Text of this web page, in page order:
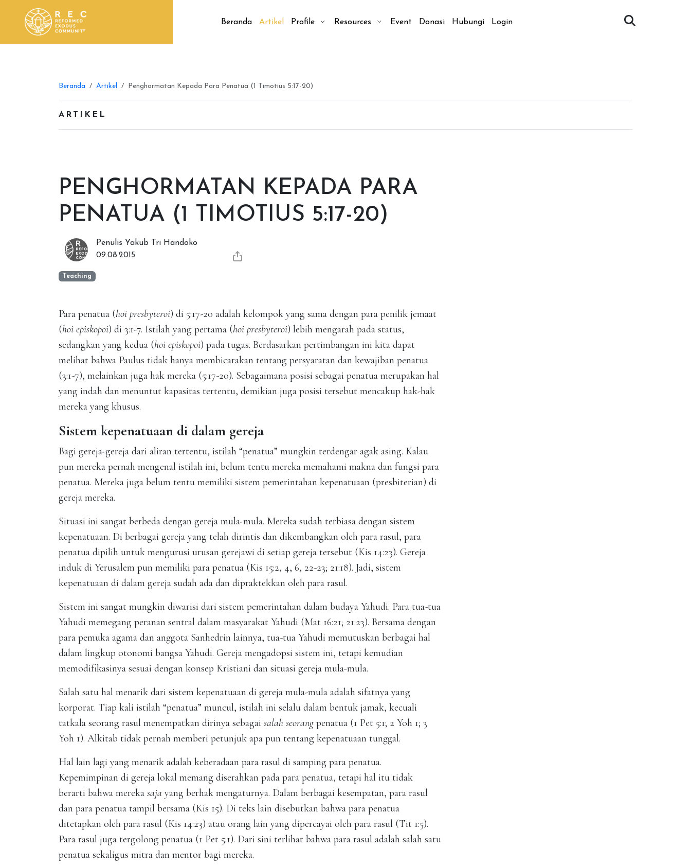
Beranda Artikel Profile Resources Event Donasi Hubungi Login
Beranda Artikel Penghormatan Kepada Para Penatua (1 Timotius 5:17-20)
ARTIKEL
PENGHORMATAN KEPADA PARA
PENATUA (1 TIMOTIUS 5:17-20)
Penulis Yakub Tri Handoko
09.08.2015
Teaching
Para penatua (hoi presbyteroi) di 5:17-20 adalah kelompok yang sama dengan para penilik jemaat
(hoi episkopoi) di 3:1-7. Istilah yang pertama (hoi presbyteroi) lebih mengarah pada status,
sedangkan yang kedua (hoi episkopoi) pada tugas. Berdasarkan pertimbangan ini kita dapat
melihat bahwa Paulus tidak hanya membicarakan tentang persyaratan dan kewajiban penatua
(3:1-7), melainkan juga hak mereka (5:17-20). Sebagaimana posisi sebagai penatua merupakan hal
yang indah dan menuntut kapasitas tertentu, demikian juga posisi tersebut mencakup hak-hak
mereka yang khusus.
Sistem kepenatuaan di dalam gereja
Bagi gereja-gereja dari aliran tertentu, istilah “penatua” mungkin terdengar agak asing. Kalau
pun mereka pernah mengenal istilah ini, belum tentu mereka memahami makna dan fungsi para
penatua. Mereka juga belum tentu memiliki sistem pemerintahan kepenatuaan (presbiterian) di
gereja mereka.
Situasi ini sangat berbeda dengan gereja mula-mula. Mereka sudah terbiasa dengan sistem
kepenatuaan. Di berbagai gereja yang telah dirintis dan dikembangkan oleh para rasul, para
penatua dipilih untuk mengurusi urusan gerejawi di setiap gereja tersebut (Kis 14:23). Gereja
induk di Yerusalem pun memiliki para penatua (Kis 15:2, 4, 6, 22-23; 21:18). Jadi, sistem
kepenatuaan di dalam gereja sudah ada dan dipraktekkan oleh para rasul.
Sistem ini sangat mungkin diwarisi dari sistem pemerintahan dalam budaya Yahudi. Para tua-tua
Yahudi memegang peranan sentral dalam masyarakat Yahudi (Mat 16:21; 21:23). Bersama dengan
para pemuka agama dan anggota Sanhedrin lainnya, tua-tua Yahudi memutuskan berbagai hal
dalam lingkup otonomi bangsa Yahudi. Gereja mengadopsi sistem ini, tetapi kemudian
memodifikasinya sesuai dengan konsep Kristiani dan situasi gereja mula-mula.
Salah satu hal menarik dari sistem kepenatuaan di gereja mula-mula adalah sifatnya yang
korporat. Tiap kali istilah “penatua” muncul, istilah ini selalu dalam bentuk jamak, kecuali
tatkala seorang rasul menempatkan dirinya sebagai salah seorang penatua (1 Pet 5:1; 2 Yoh 1; 3
Yoh 1). Alkitab tidak pernah memberi petunjuk apa pun tentang kepenatuaan tunggal.
Hal lain lagi yang menarik adalah keberadaan para rasul di samping para penatua.
Kepemimpinan di gereja lokal memang diserahkan pada para penatua, tetapi hal itu tidak
berarti bahwa mereka saja yang berhak mengaturnya. Dalam berbagai kesempatan, para rasul
dan para penatua tampil bersama (Kis 15). Di teks lain disebutkan bahwa para penatua
ditetapkan oleh para rasul (Kis 14:23) atau orang lain yang dipercayai oleh para rasul (Tit 1:5).
Para rasul juga tergolong penatua (1 Pet 5:1). Dari sini terlihat bahwa para rasul adalah salah satu
penatua sekaligus mitra dan mentor bagi mereka.